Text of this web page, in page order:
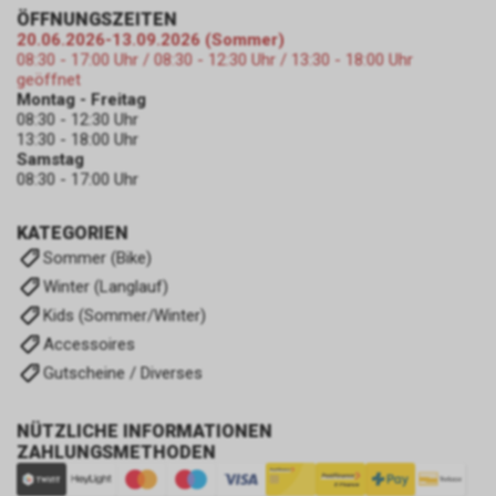
KATEGORIEN
Sommer (Bike)
Winter (Langlauf)
Kids (Sommer/Winter)
Accessoires
Gutscheine / Diverses
NÜTZLICHE INFORMATIONEN
ZAHLUNGSMETHODEN
ÖFFNUNGSZEITEN
20.06.2026-13.09.2026 (Sommer)
08:30 - 17:00 Uhr / 08:30 - 12:30 Uhr / 13:30 - 18:00 Uhr
geöffnet
Montag - Freitag
08:30 - 12:30 Uhr
13:30 - 18:00 Uhr
Samstag
08:30 - 17:00 Uhr